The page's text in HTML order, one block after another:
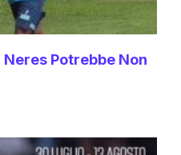
Neres Potrebbe Non